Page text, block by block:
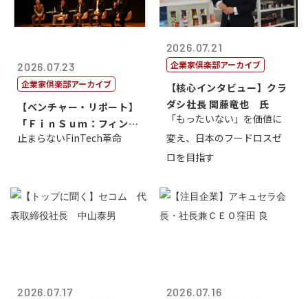
2026.07.23
企業家倶楽部アーカイブ
【ベンチャー・リポート】
「ＦｉｎＳｕｍ：フィンテ
ック・サミッ...
止まらないFinTech革命
2026.07.21
企業家倶楽部アーカイブ
【核心インタビュー】クラ
ダシ社長 関藤竜也 氏
「もったいない」を価値に
変え、日本のフードロスゼ
ロを目指す
2026.07.17 2026.07.16